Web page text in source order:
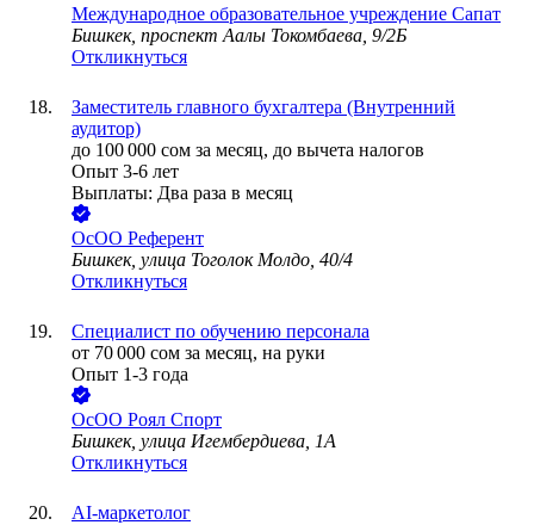
Международное образовательное учреждение Сапат
Бишкек, проспект Аалы Токомбаева, 9/2Б
Откликнуться
Заместитель главного бухгалтера (Внутренний
аудитор)
до 100 000 сом за месяц, до вычета налогов
Опыт 3-6 лет
Выплаты: Два раза в месяц
ОсОО Референт
Бишкек, улица Тоголок Молдо, 40/4
Откликнуться
Специалист по обучению персонала
от 70 000 сом за месяц, на руки
Опыт 1-3 года
ОсОО Роял Спорт
Бишкек, улица Игембердиева, 1А
Откликнуться
AI-маркетолог